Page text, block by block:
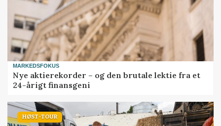
MARKEDSFOKUS
Nye aktierekorder – og den brutale lektie fra et
24-årigt finansgeni
HØST-TOUR